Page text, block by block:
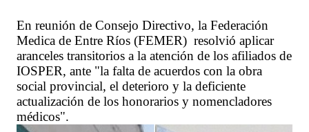
En reunión de Consejo Directivo, la Federación
Medica de Entre Ríos (FEMER) resolvió aplicar
aranceles transitorios a la atención de los afiliados de
IOSPER, ante "la falta de acuerdos con la obra
social provincial, el deterioro y la deficiente
actualización de los honorarios y nomencladores
médicos".